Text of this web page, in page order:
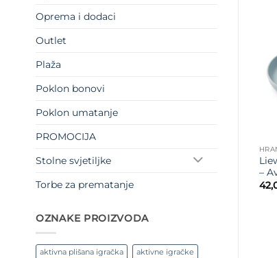
Oprema i dodaci
Outlet
Plaža
Poklon bonovi
Poklon umatanje
PROMOCIJA
Stolne svjetiljke
Torbe za prematanje
OZNAKE PROIZVODA
aktivna plišana igračka aktivne igračke
–